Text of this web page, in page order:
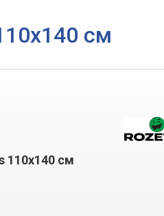
см
110х140 см